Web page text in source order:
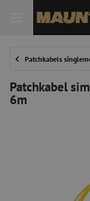
Patchkabels
Patchkabel
6m